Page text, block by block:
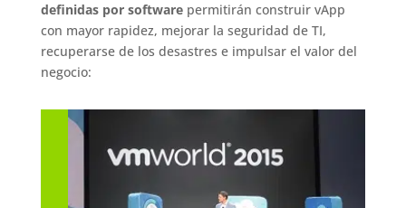
definidas por softwarepermitirán construir vApp
con mayor rapidez, mejorar la seguridad de TI,
recuperarse de los desastres e impulsar el valor del
negocio: